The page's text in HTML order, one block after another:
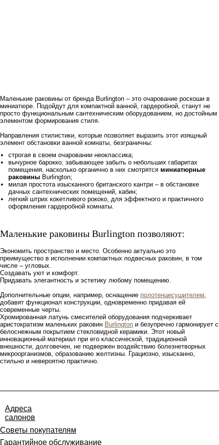
Маленькие раковины от бренда Burlington – это очарование роскоши в
миниатюре. Подойдут для компактной ванной, гардеробной, станут не
просто функциональным сантехническим оборудованием, но достойным
элементом формирования стиля.
Направления стилистики, которые позволяет выразить этот изящный
элемент обстановки ванной комнаты, безграничны:
строгая в своем очаровании неоклассика;
вычурное барокко, забывающее забыть о небольших габаритах
помещения, насколько органично в них смотрятся миниатюрные
раковины Burlington;
милая простота изысканного британского кантри – в обстановке
дачных сантехнических помещений, кабин;
легкий штрих кокетливого рококо, для эффектного и практичного
оформления гардеробной комнаты.
Маленькие раковины Burlington позволяют:
Экономить пространство и место. Особенно актуально это
преимущество в исполнении компактных подвесных раковин, в том
числе – угловых.
Создавать уют и комфорт.
Придавать элегантность и эстетику любому помещению.
Дополнительные опции, например, оснащение полотенцесушителем,
добавят функционал конструкции, одновременно придавая ей
современные черты.
Хромированная латунь смесителей оборудования подчеркивает
аристократизм маленьких раковин Burlington и безупречно гармонирует с
белоснежным покрытием стекловидной керамики. Этот новый
инновационный материал при его классической, традиционной
внешности, долговечен, не подвержен воздействию болезнетворных
микроорганизмов, образованию желтизны. Грациозно, изысканно,
стильно и невероятно практично.
Адреса
салонов
Советы покупателям
Гарантийное обслуживание